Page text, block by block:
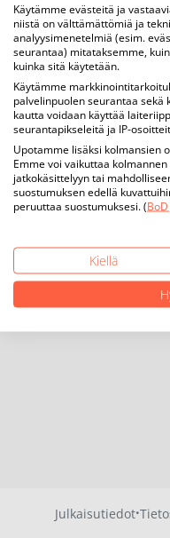
Julkaisutiedot·
Käytämme evästeitä ja
niistä on välttämättömiä ja
analyysimenetelmiä (esim.
seurantaa) mitataksemme,
kuinka sitä käytetään.
Käytämme
palvelinpuolen seurantaa sekä
kautta voidaan käyttää
seurantapikseleitä ja IP-
Upotamme lisäksi kolmansien
Emme voi vaikuttaa
jatkokäsittelyyn tai
suostumuksen edellä
peruuttaa suostumuksesi. (
Kiellä